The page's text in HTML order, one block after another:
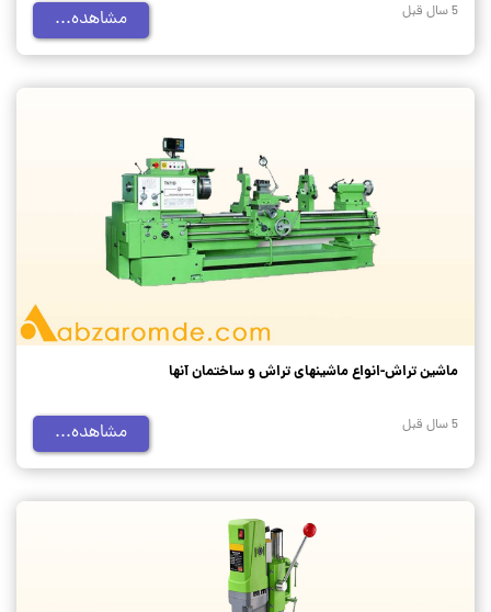
5 سال قبل مشاهده...
ماشین تراش-انواع ماشینهای تراش و ساختمان آنها
5 سال قبل مشاهده...